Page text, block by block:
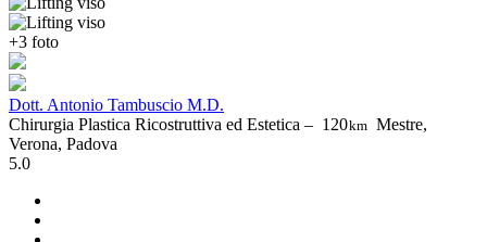
+3 foto
Dott. Antonio Tambuscio M.D.
Chirurgia Plastica Ricostruttiva ed Estetica – 120km Mestre,
Verona, Padova
5.0